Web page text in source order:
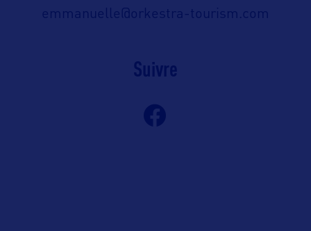
emmanuelle@orkestra-tourism.com
Suivre